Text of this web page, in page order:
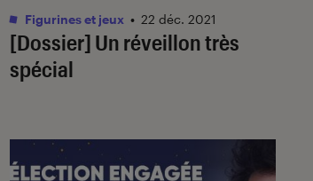
[Dossier] Un réveillon très
spécial
Figurines et jeux • 22 déc. 2021